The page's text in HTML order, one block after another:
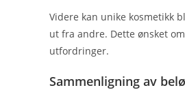
Videre kan unike kosmetikk
ut fra andre. Dette ønsket
utfordringer.
Sammenligning av